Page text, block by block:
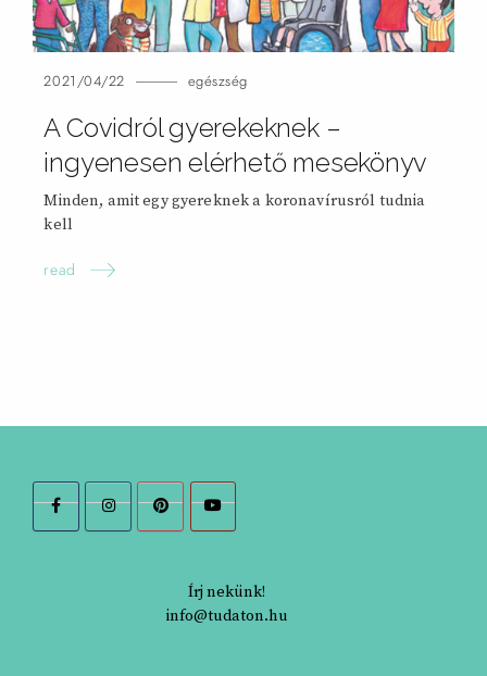
2021/04/22 egészség
A Covidról gyerekeknek –
ingyenesen elérhető mesekönyv
Minden, amit egy gyereknek a koronavírusról tudnia
kell
read
Írj nekünk!
info@tudaton.hu